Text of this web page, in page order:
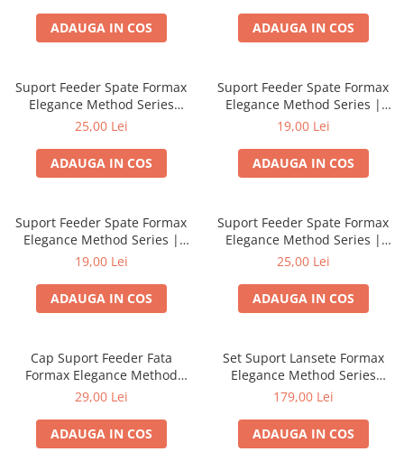
ADAUGA IN COS ADAUGA IN COS
Suport Feeder Spate Formax
Elegance Method Series
FXEM-201005 | Formax
25,00 Lei
ADAUGA IN COS
Suport Feeder Spate Formax
Elegance Method Series |
Formax
19,00 Lei
ADAUGA IN COS
Suport Feeder Spate Formax
Elegance Method Series |
Formax
19,00 Lei
ADAUGA IN COS
Suport Feeder Spate Formax
Elegance Method Series |
Formax
25,00 Lei
ADAUGA IN COS
Cap Suport Feeder Fata
Formax Elegance Method
Series | Formax
29,00 Lei
ADAUGA IN COS
Set Suport Lansete Formax
Elegance Method Series
pentru 2 Lansete | Formax
179,00 Lei
ADAUGA IN COS